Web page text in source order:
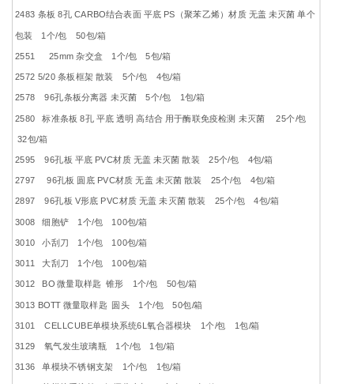
2483 条板 8孔 CARBO结合表面 平底 PS（聚苯乙烯）材质 无盖 未灭菌 单个
包装 1个/包 50包/箱
2551 25mm 杂交盒 1个/包 5包/箱
2572 5/20 条板框架 散装 5个/包 4包/箱
2578 96孔条板分离器 未灭菌 5个/包 1包/箱
2580 标准条板 8孔 平底 透明 高结合 用于酶联免疫检测 未灭菌 25个/包
32包/箱
2595 96孔板 平底 PVC材质 无盖 未灭菌 散装 25个/包 4包/箱
2797 96孔板 圆底 PVC材质 无盖 未灭菌 散装 25个/包 4包/箱
2897 96孔板 V形底 PVC材质 无盖 未灭菌 散装 25个/包 4包/箱
3008 细胞铲 1个/包 100包/箱
3010 小刮刀 1个/包 100包/箱
3011 大刮刀 1个/包 100包/箱
3012 BO 微量取样匙 锥形 1个/包 50包/箱
3013 BOTT 微量取样匙 圆头 1个/包 50包/箱
3101 CELLCUBE单模块系统6L氧合器模块 1个/包 1包/箱
3129 氧气发生玻璃瓶 1个/包 1包/箱
3136 单模块不锈钢支架 1个/包 1包/箱